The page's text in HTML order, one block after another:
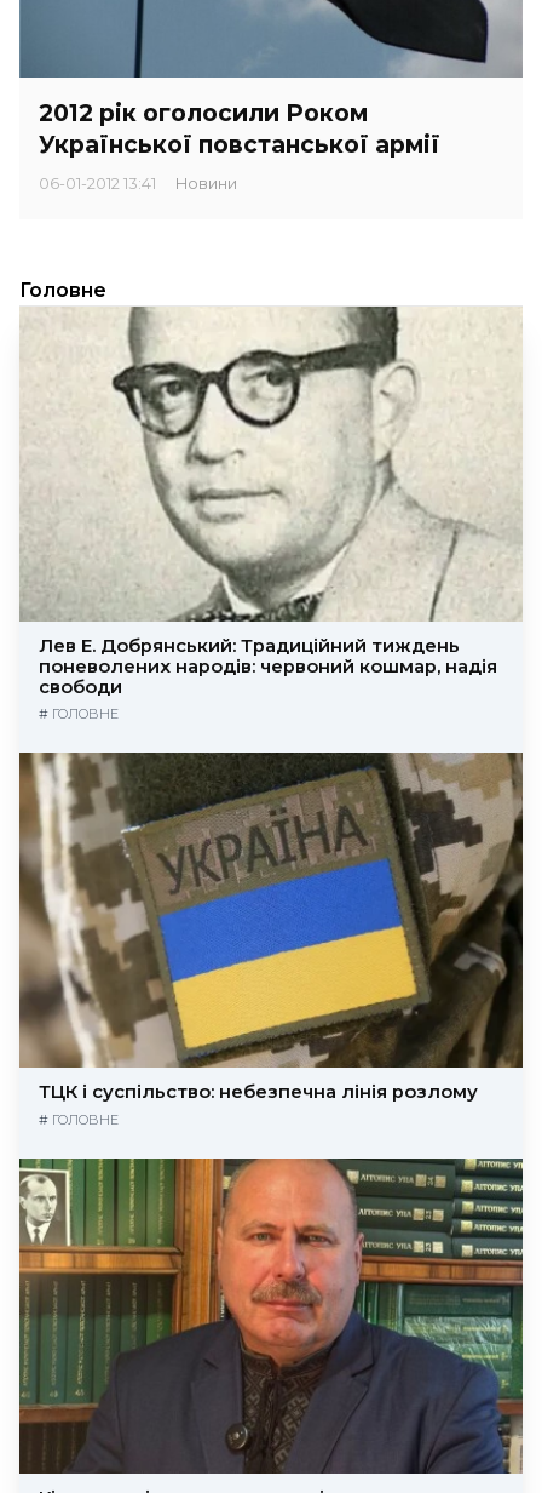
2012 рік оголосили Роком
Української повстанської армії
06-01-2012 13:41 Новини
Головне
Лев Е. Добрянський: Традиційний тиждень
поневолених народів: червоний кошмар, надія
свободи
# ГОЛОВНЕ
ТЦК і суспільство: небезпечна лінія розлому
# ГОЛОВНЕ